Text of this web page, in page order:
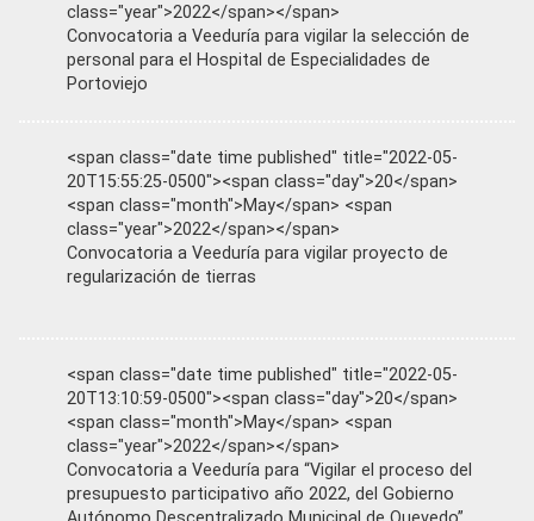
class="year">2022</span></span>
Convocatoria a Veeduría para vigilar la selección de
personal para el Hospital de Especialidades de
Portoviejo
<span class="date time published" title="2022-05-
20T15:55:25-0500"><span class="day">20</span>
<span class="month">May</span> <span
class="year">2022</span></span>
Convocatoria a Veeduría para vigilar proyecto de
regularización de tierras
<span class="date time published" title="2022-05-
20T13:10:59-0500"><span class="day">20</span>
<span class="month">May</span> <span
class="year">2022</span></span>
Convocatoria a Veeduría para “Vigilar el proceso del
presupuesto participativo año 2022, del Gobierno